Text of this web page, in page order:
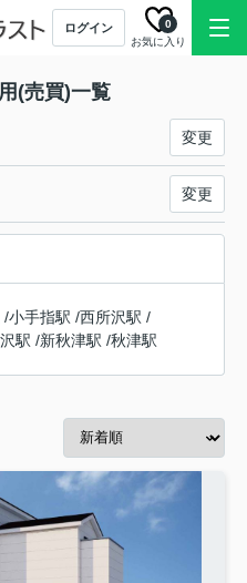
ログイン
お気に入り
0
(売買)一覧
変更
変更
/小手指駅 /西所沢駅 /
駅 /新秋津駅 /秋津駅